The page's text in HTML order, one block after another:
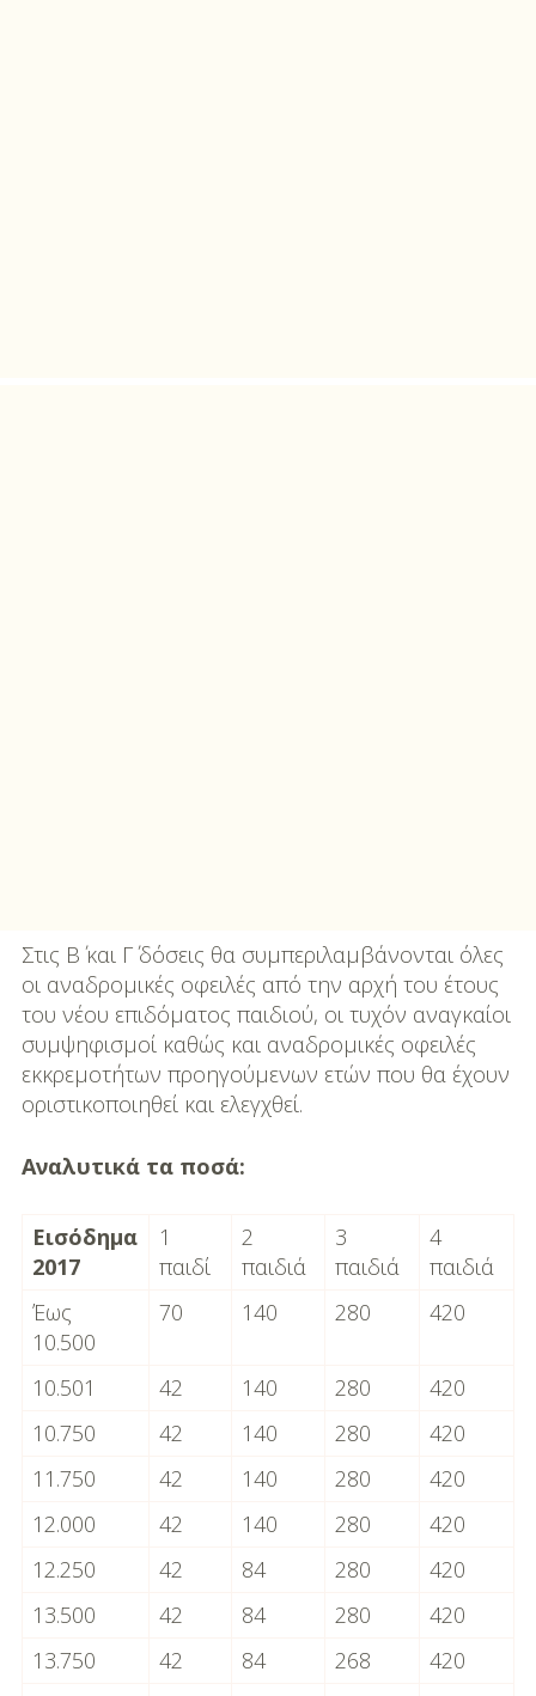
Στις Β΄ και Γ΄ δόσεις θα συμπεριλαμβάνονται όλες
οι αναδρομικές οφειλές από την αρχή του έτους
του νέου επιδόματος παιδιού, οι τυχόν αναγκαίοι
συμψηφισμοί καθώς και αναδρομικές οφειλές
εκκρεμοτήτων προηγούμενων ετών που θα έχουν
οριστικοποιηθεί και ελεγχθεί.
Aναλυτικά τα ποσά:
Εισόδημα
2017
1
παιδί
2
παιδιά
3
παιδιά
4
παιδιά
Έως
10.500
70 140 280 420
10.501 42 140 280
420
10.750
42 140 280
420
11.750
42 140 280
420
12.000
42 140 280
420
12.250
42 84 280
420
13.500
42 84 280
420
13.750
42 84 268
420